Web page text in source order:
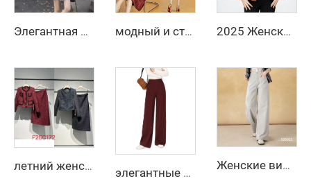
Элегантная красная куртка с длинным рукавом для девочки на осень и зиму, повседневная однотонная модель из женской шерсти и смесовых материалов модный и стильный костюм-свитер на осень 2025, жакет, юбка с V-образным вырезом, двухкомпонентный костюм 2025 Женская укороченная узкая пуховая куртка с объемными рукавами, теплая белая куртка с пуховым утеплителем, новая модная зимняя модель
летний женский короткий костюм 2025 года в французском стиле, двухкомпонентный, с юбкой до колена и пальто
элегантные женские узкие брюки 2025, удобные повседневные длинные брюки из флисового материала с эластичными карманами и логотипом
Женские винтажные прямые эластичные джинсовые брюки, дышащие темные широкие брюки для лета и осени, подходят для делового стиля